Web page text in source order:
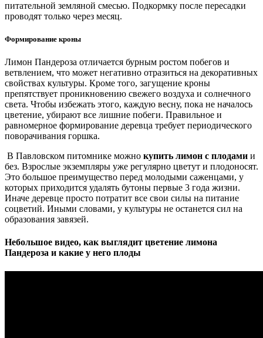
питательной земляной смесью. Подкормку после пересадки
проводят только через месяц.
Формирование кроны
Лимон Пандероза отличается бурным ростом побегов и
ветвлением, что может негативно отразиться на декоративных
свойствах культуры. Кроме того, загущение кроны
препятствует проникновению свежего воздуха и солнечного
света. Чтобы избежать этого, каждую весну, пока не началось
цветение, убирают все лишние побеги. Правильное и
равномерное формирование деревца требует периодического
поворачивания горшка.
В Павловском питомнике можно купить лимон с плодами и
без. Взрослые экземпляры уже регулярно цветут и плодоносят.
Это большое преимущество перед молодыми саженцами, у
которых приходится удалять бутоны первые 3 года жизни.
Иначе деревце просто потратит все свои силы на питание
соцветий. Иными словами, у культуры не останется сил на
образования завязей.
Небольшое видео, как выглядит цветение лимона
Пандероза и какие у него плоды